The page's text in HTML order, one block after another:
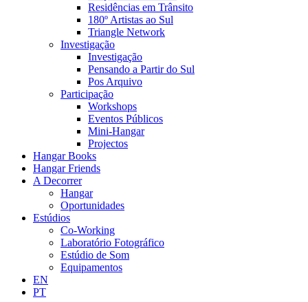
Residências em Trânsito
180º Artistas ao Sul
Triangle Network
Investigação
Investigação
Pensando a Partir do Sul
Pos Arquivo
Participação
Workshops
Eventos Públicos
Mini-Hangar
Projectos
Hangar Books
Hangar Friends
A Decorrer
Hangar
Oportunidades
Estúdios
Co-Working
Laboratório Fotográfico
Estúdio de Som
Equipamentos
EN
PT